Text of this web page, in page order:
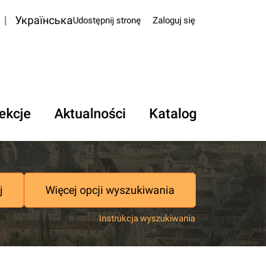
| УкраїнськаUdostępnij stronę Zaloguj się
Aktualności Katalog
Więcej opcji wyszukiwania
Instrukcja wyszukiwania